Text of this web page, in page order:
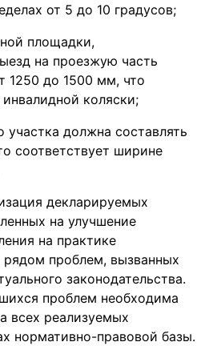
от 5 до 10 градусов;
площадки,
на проезжую часть
1250 до 1500 мм, что
коляски;
участка должна составлять
соответствует ширине
декларируемых
на улучшение
на практике
проблем, вызванных
законодательства.
проблем необходима
всех реализуемых
нормативно-правовой базы.